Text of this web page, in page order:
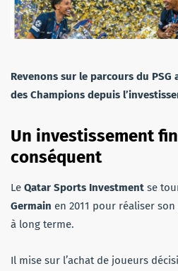
Revenons sur le parcours du
des Champions depuis
Un investissement
conséquent
Le Qatar Sports Investment se
Germain en 2011 pour réaliser
à long terme.
Il mise sur l’achat de joueurs